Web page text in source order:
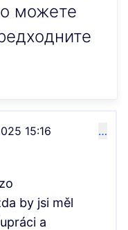
можете
15:16 …
by jsi měl
a